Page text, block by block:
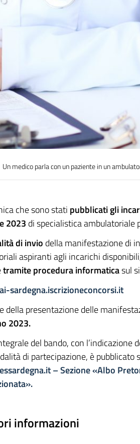
Un medico parla con un paziente in un
che sono stati pubblicati gli
2023 di specialistica ambulatoriale
di invio della manifestazione di
aspiranti agli incarichi
tramite procedura informaticasul
sardegna.iscrizioneconcorsi.it
della presentazione delle
2023.
del bando, con l’indicazione
di partecipazione, è pubblicato
– Sezione «Albo
informazioni